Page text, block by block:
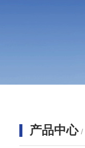
产品中心 /